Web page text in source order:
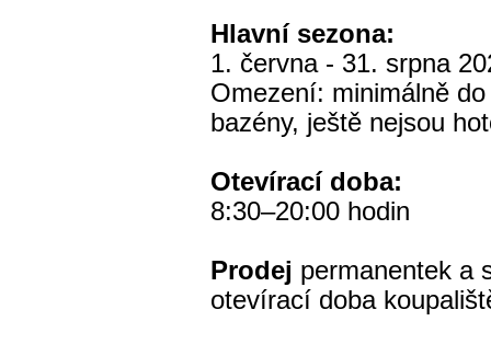
Hlavní sezona:
1. června - 31. srpna
Omezení: minimálně
bazény, ještě nejsou
Otevírací doba:
8:30–20:00 hodin
Prodej permanentek a
otevírací doba